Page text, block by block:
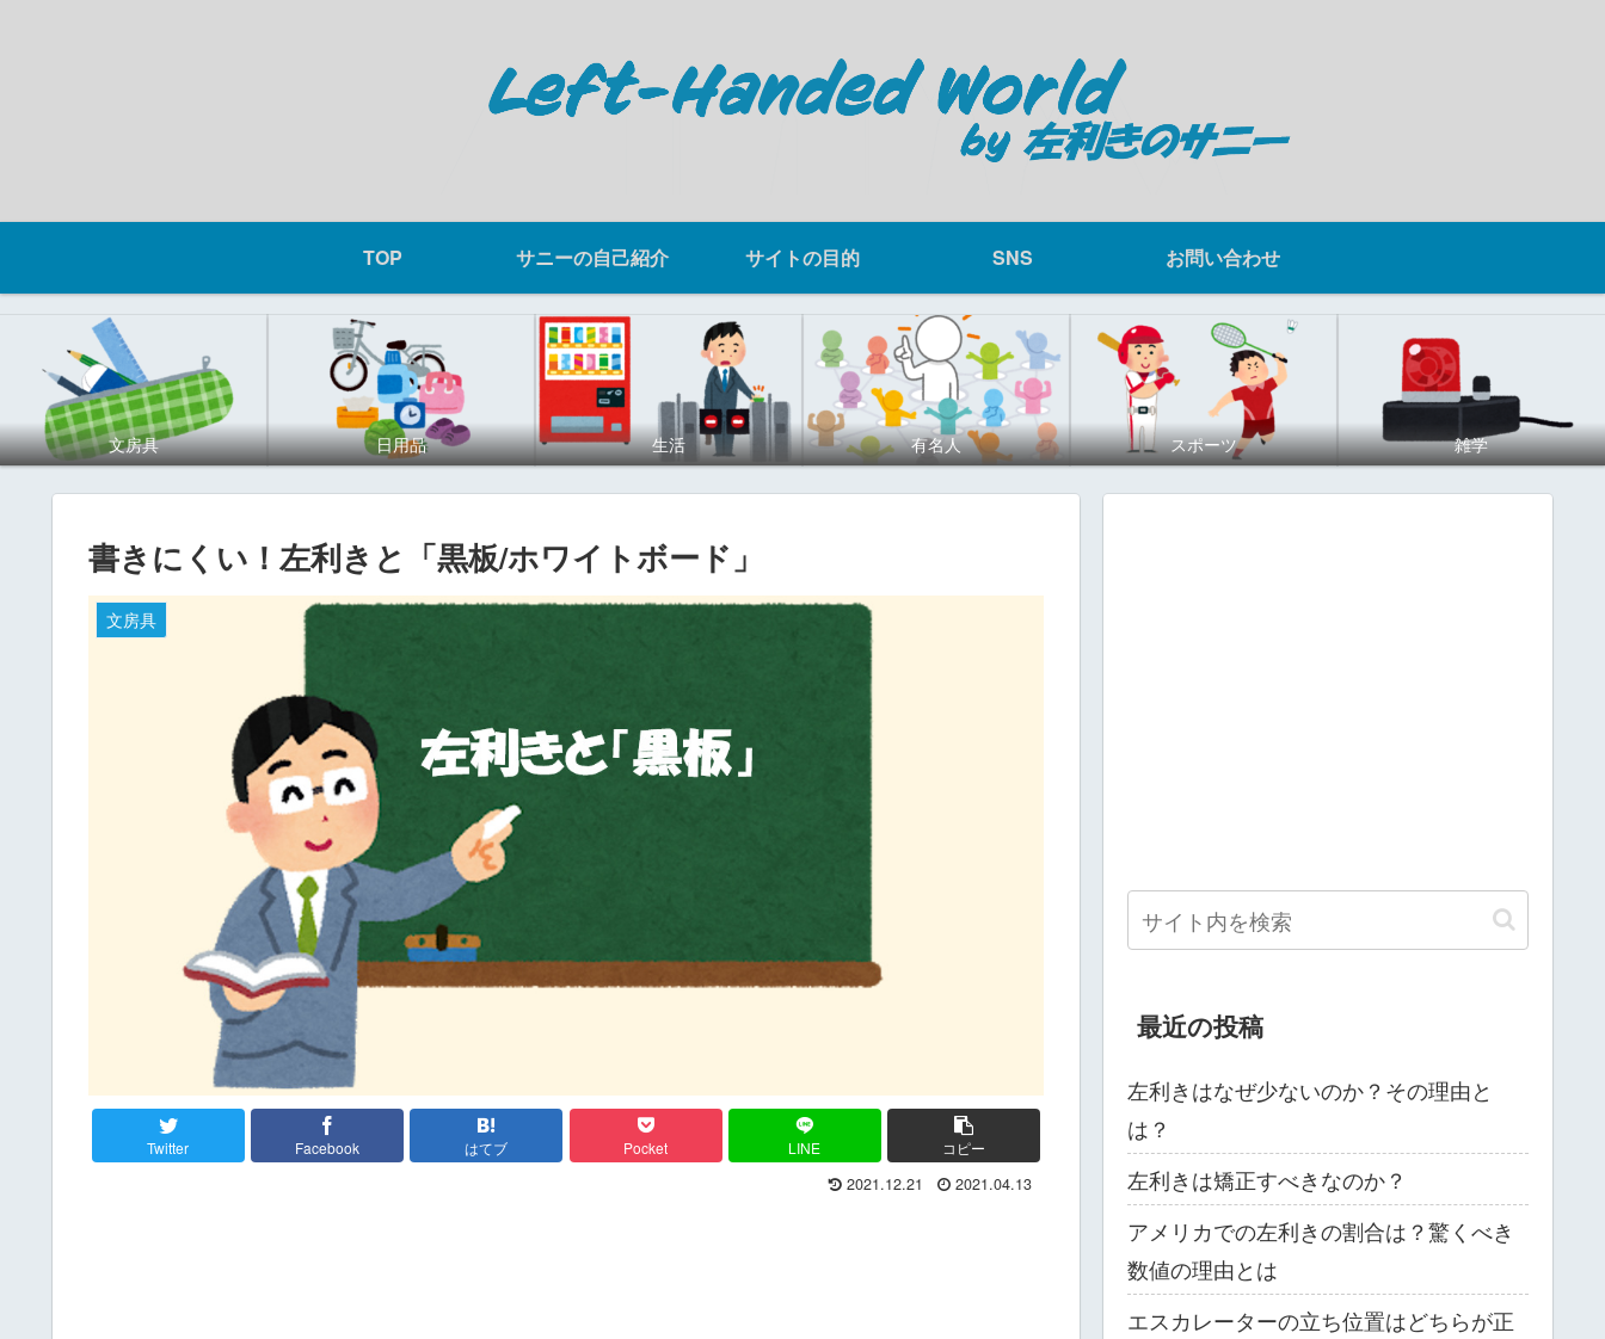
TOP サニーの自己紹介 サイトの目的 SNS お問い合わせ
文房具 日用品 生活 有名人 スポーツ 雑学
書きにくい！左利きと「黒板/ホワイトボード」
文房具
Twitter Facebook はてブ Pocket LINE コピー
2021.12.21 2021.04.13
最近の投稿
左利きはなぜ少ないのか？その理由と
は？
左利きは矯正すべきなのか？
アメリカでの左利きの割合は？驚くべき
数値の理由とは
エスカレーターの立ち位置はどちらが正